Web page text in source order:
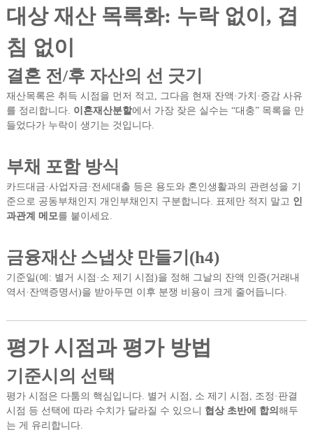
대상 재산 목록화: 누락 없이, 겹
침 없이
결혼 전/후 자산의 선 긋기
재산목록은 취득 시점을 먼저 적고, 그다음 현재 잔액·가치·증감 사유
를 정리합니다. 이혼재산분할에서 가장 잦은 실수는 “대충” 목록을 만
들었다가 누락이 생기는 것입니다.
부채 포함 방식
카드대금·사업자금·전세대출 등은 용도와 혼인생활과의 관련성을 기
준으로 공동부채인지 개인부채인지 구분합니다. 표제만 적지 말고 인
과관계 메모 를 붙이세요.
금융재산 스냅샷 만들기(h4)
기준일(예: 별거 시점·소 제기 시점)을 정해 그날의 잔액 인증(거래내
역서·잔액증명서)을 받아두면 이후 분쟁 비용이 크게 줄어듭니다.
평가 시점과 평가 방법
기준시의 선택
평가 시점은 다툼의 핵심입니다. 별거 시점, 소 제기 시점, 조정·판결
시점 등 선택에 따라 수치가 달라질 수 있으니 협상 초반에 합의 해두
는 게 유리합니다.